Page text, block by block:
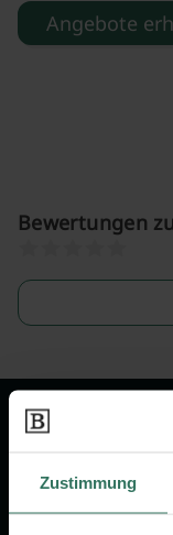
Zustimmung
Angebote
Bewertungen
Wir sind
um das
Vorsorge.